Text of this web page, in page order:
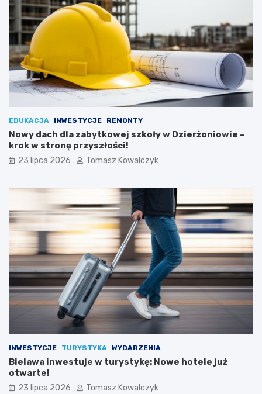
EDUKACJA INWESTYCJE REMONTY
Nowy dach dla zabytkowej szkoły w Dzierżoniowie –
krok w stronę przyszłości!
23 lipca 2026 Tomasz Kowalczyk
INWESTYCJE TURYSTYKA WYDARZENIA
Bielawa inwestuje w turystykę: Nowe hotele już
otwarte!
23 lipca 2026 Tomasz Kowalczyk